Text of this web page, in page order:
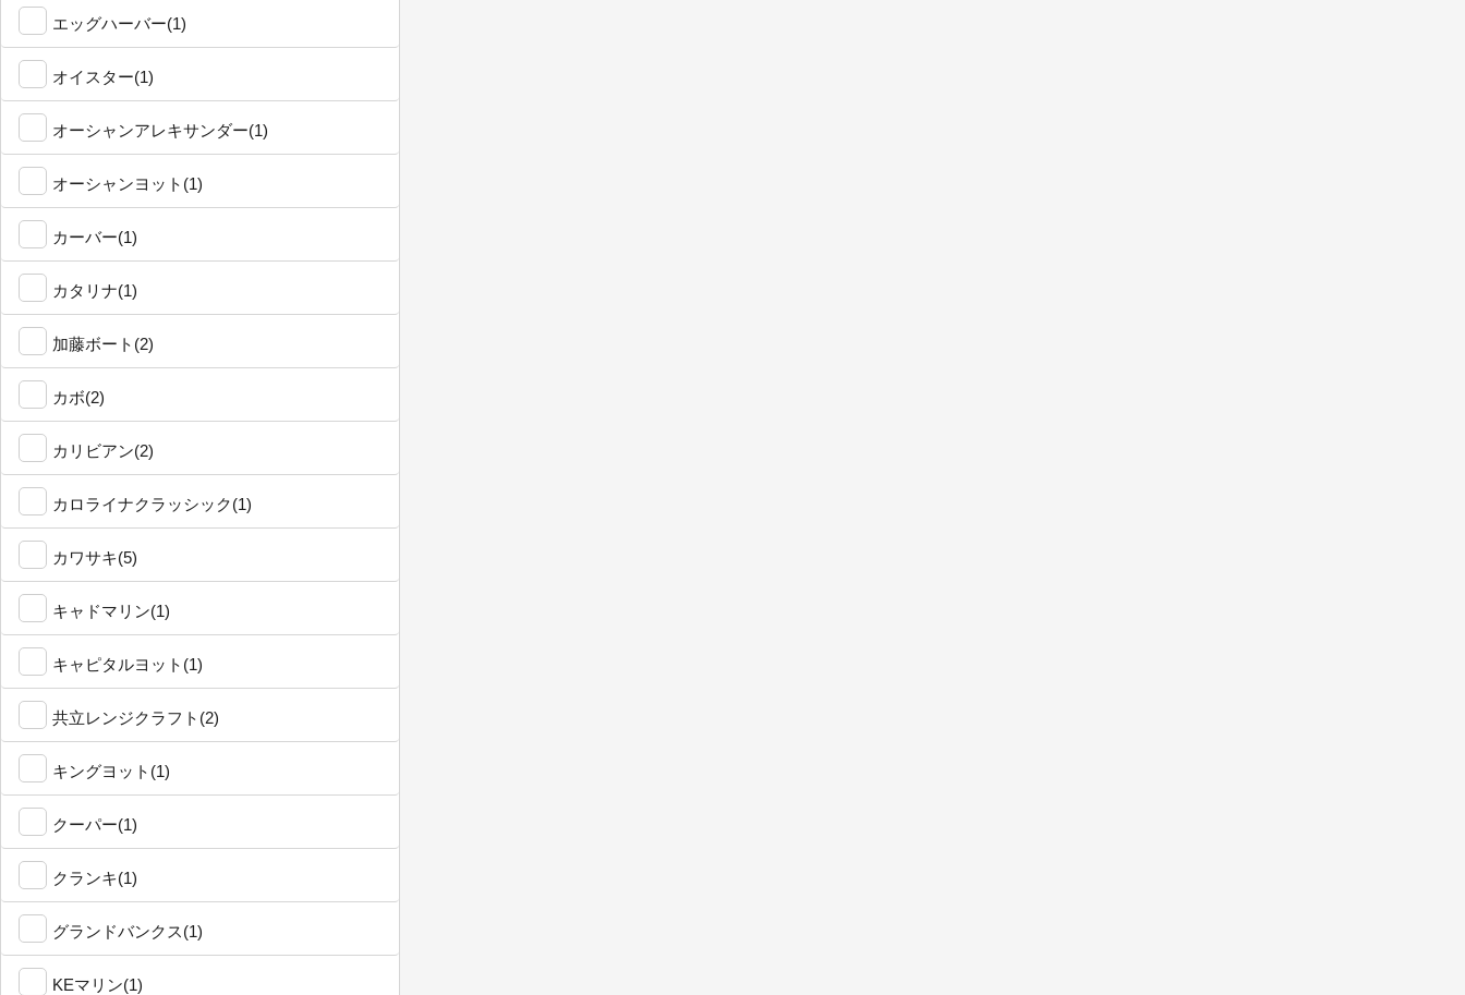
エッグハーバー(1)
オイスター(1)
オーシャンアレキサンダー(1)
オーシャンヨット(1)
カーバー(1)
カタリナ(1)
加藤ボート(2)
カボ(2)
カリビアン(2)
カロライナクラッシック(1)
カワサキ(5)
キャドマリン(1)
キャピタルヨット(1)
共立レンジクラフト(2)
キングヨット(1)
クーパー(1)
クランキ(1)
グランドバンクス(1)
KEマリン(1)